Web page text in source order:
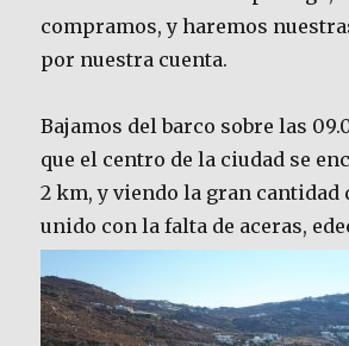
compramos, y haremos
por nuestra cuenta.
Bajamos del barco sobre las
que el centro de la ciudad se
2 km, y viendo la gran cantidad
unido con la falta de aceras, e